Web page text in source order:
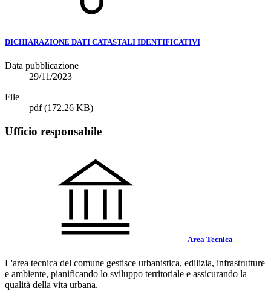
DICHIARAZIONE DATI CATASTALI IDENTIFICATIVI
Data pubblicazione
29/11/2023
File
pdf(172.26 KB)
Ufficio responsabile
Area Tecnica
L'area tecnica del comune gestisce urbanistica, edilizia, infrastrutture
e ambiente, pianificando lo sviluppo territoriale e assicurando la
qualità della vita urbana.